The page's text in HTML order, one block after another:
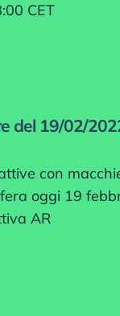
CET
del 19/02/
con
oggi 19
AR